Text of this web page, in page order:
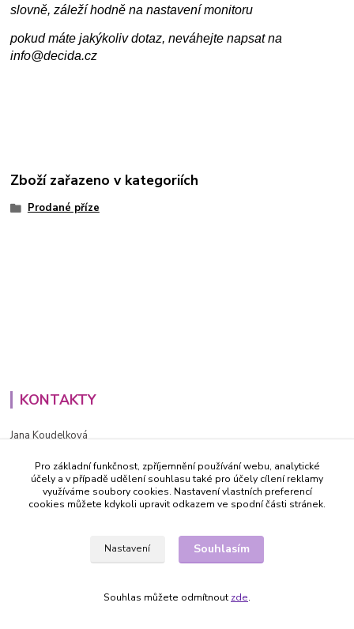
slovně, záleží hodně na nastavení monitoru
pokud máte jakýkoliv dotaz, neváhejte napsat na
info@decida.cz
Zboží zařazeno v kategoriích
Prodané příze
KONTAKTY
Jana Koudelková
PO - PÁ (8-16h)
info@decida.cz
Pro základní funkčnost, zpříjemnění používání webu, analytické
účely a v případě udělení souhlasu také pro účely cílení reklamy
využíváme soubory cookies. Nastavení vlastních preferencí
cookies můžete kdykoli upravit odkazem ve spodní části stránek.
Nastavení Souhlasím
Souhlas můžete odmítnout zde.